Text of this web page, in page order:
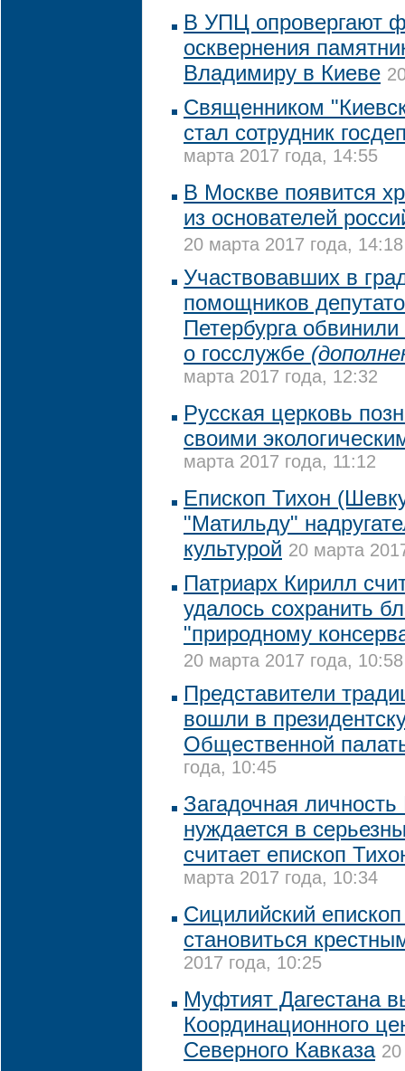
В УПЦ опровергают
осквернения
Владимиру в Киеве
Священником
стал сотрудник
марта 2017 года, 14:55
В Москве появится
из основателей
20 марта 2017 года, 14:18
Участвовавших в
помощников
Петербурга
о госслужбе
марта 2017 года, 12:32
Русская церковь
своими
марта 2017 года, 11:12
Епископ Тихон
"Матильду"
культурой 20 марта
Патриарх Кирилл
удалось сохранить
"природному
20 марта 2017 года, 10:58
Представители
вошли в
Общественной
года, 10:45
Загадочная личность
нуждается в
считает епископ
марта 2017 года, 10:34
Сицилийский
становиться
2017 года, 10:25
Муфтият Дагестана
Координационного
Северного Кавказа